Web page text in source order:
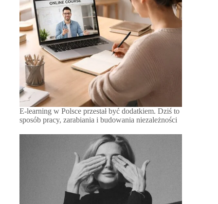
E-learning w Polsce przestał być dodatkiem. Dziś to
sposób pracy, zarabiania i budowania niezależności